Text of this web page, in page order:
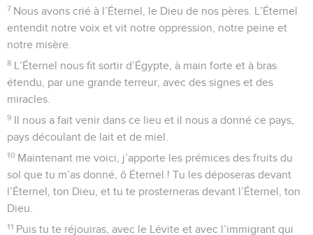
14 Les Lévites prendront la parole et diront d’une voix haute
à tout Israël :
15 Maudit soit l’homme qui fait une statue ou une image en
métal fondu, horreur (aux yeux) de l’Éternel, œuvre des
mains d’un artisan, et qui la place dans un lieu secret ! – Et
tout le peuple répondra et dira : Amen !
16 Maudit soit celui qui méprise son père et sa mère ! – Et
tout le peuple dira : Amen !
17 Maudit soit celui qui déplace la borne de son prochain ! –
Et tout le peuple dira : Amen !
18 Maudit soit celui qui fait égarer un aveugle dans le
chemin ! – Et tout le peuple dira : Amen !
19